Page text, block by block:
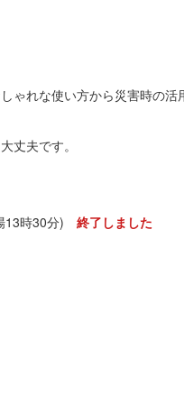
ゃれな使い方から災害時の
丈夫です。
13時30分) 終了しました